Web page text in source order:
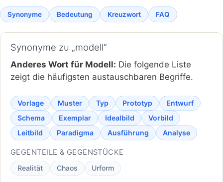
Synonyme Bedeutung Kreuzwort FAQ
Synonyme zu „modell“
Anderes Wort für Modell: Die folgende Liste
zeigt die häufigsten austauschbaren Begriffe.
Vorlage Muster Typ Prototyp
Entwurf
Schema
Exemplar Idealbild
Vorbild
Leitbild
Paradigma Ausführung Analyse
GEGENTEILE & GEGENSTÜCKE
Realität Chaos Urform